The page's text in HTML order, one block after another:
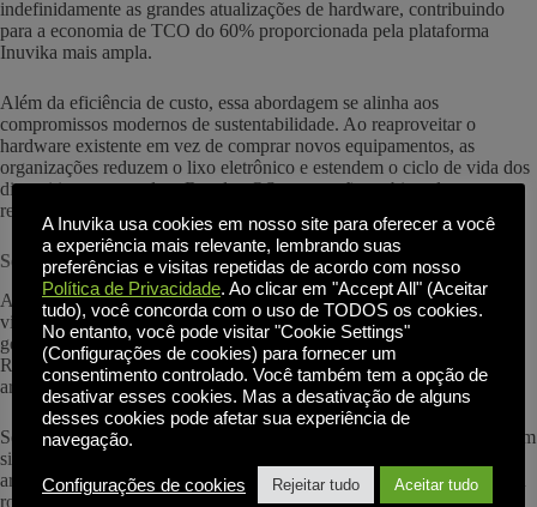
indefinidamente as grandes atualizações de hardware, contribuindo
para a economia de TCO do 60% proporcionada pela plataforma
Inuvika mais ampla.
Além da eficiência de custo, essa abordagem se alinha aos
compromissos modernos de sustentabilidade. Ao reaproveitar o
hardware existente em vez de comprar novos equipamentos, as
organizações reduzem o lixo eletrônico e estendem o ciclo de vida dos
dispositivos, tornando o ResoluteOS uma opção ambientalmente
responsável para os espaços de trabalho de 2026.
Seção 2: Segurança na borda: bloqueio por projeto
A segurança é o principal motivador das soluções modernas de
virtualização de desktops. Embora o data center de backend seja
geralmente seguro, o endpoint é normalmente o elo mais fraco. O
ResoluteOS fortalece seu perímetro por meio de uma abordagem
arquitetônica especializada.
Sem acesso ao sistema de arquivos local: O ResoluteOS opera com um
sistema de arquivos somente leitura. Como nenhum dado é
armazenado localmente no thin client VDI, um dispositivo perdido ou
roubado não apresenta nenhum risco de exposição de dados.
A Inuvika usa cookies em nosso site para oferecer a você
a experiência mais relevante, lembrando suas
preferências e visitas repetidas de acordo com nosso
Política de Privacidade. Ao clicar em "Accept All" (Aceitar
tudo), você concorda com o uso de TODOS os cookies.
No entanto, você pode visitar "Cookie Settings"
(Configurações de cookies) para fornecer um
consentimento controlado. Você também tem a opção de
desativar esses cookies. Mas a desativação de alguns
desses cookies pode afetar sua experiência de
navegação.
Configurações de cookies Rejeitar tudo Aceitar tudo